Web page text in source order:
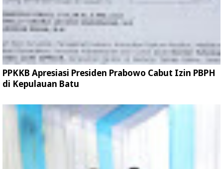
PPKKB Apresiasi Presiden Prabowo Cabut Izin PBPH
di Kepulauan Batu